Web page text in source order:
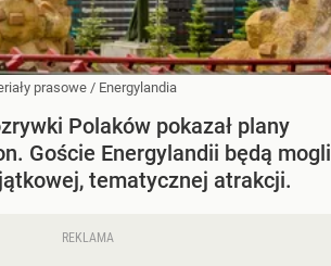
prasowe / Energylandia
Polaków pokazał plany
Goście Energylandii będą mogli
tematycznej atrakcji.